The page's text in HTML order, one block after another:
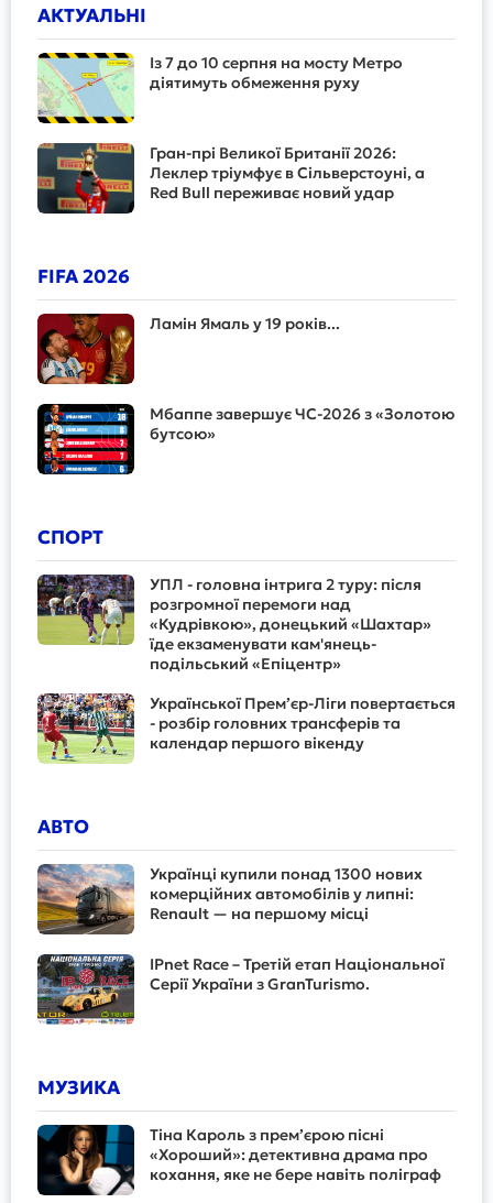
АКТУАЛЬНІ
Із 7 до 10 серпня на мосту Метро
діятимуть обмеження руху
Гран-прі Великої Британії 2026:
Леклер тріумфує в Сільверстоуні, а
Red Bull переживає новий удар
FIFA 2026
Ламін Ямаль у 19 років...
Мбаппе завершує ЧС-2026 з «Золотою
бутсою»
СПОРТ
УПЛ - головна інтрига 2 туру: після
розгромної перемоги над
«Кудрівкою», донецький «Шахтар»
їде екзаменувати кам'янець-
подільський «Епіцентр»
Української Прем’єр-Ліги повертається
- розбір головних трансферів та
календар першого вікенду
АВТО
Українці купили понад 1300 нових
комерційних автомобілів у липні:
Renault — на першому місці
IPnet Race – Третій етап Національної
Серії України з GranTurismo.
МУЗИКА
Тіна Кароль з прем’єрою пісні
«Хороший»: детективна драма про
кохання, яке не бере навіть поліграф